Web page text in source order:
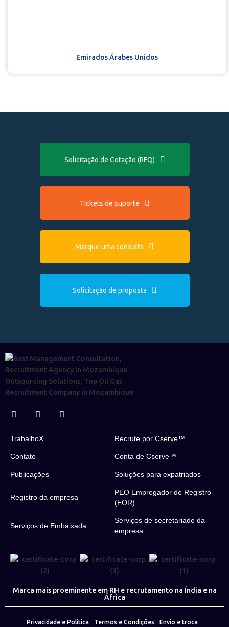
Emirados Árabes Unidos
Solicitação de Cotação (RFQ)
Tickets de suporte
Marque uma consulta
Solicitação de proposta
TrabalhoX Recrute por Cserve™
Contato Conta de Cserve™
Publicações Soluções para expatriados
Registro da empresa
PEO Empregador do Registro
(EOR)
Serviços de Embaixada
Serviços de secretariado da
empresa
Marca mais proeminente em RH e recrutamento na Índia e na
África
Privacidade e Política Termos e Condições Envio e troca